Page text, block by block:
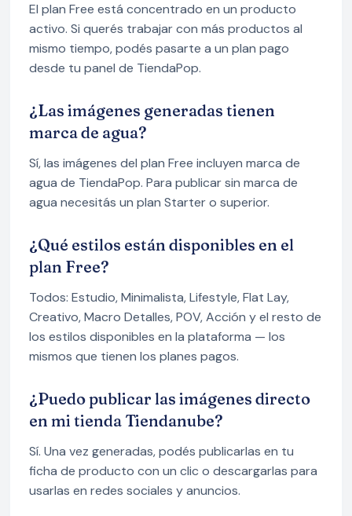
El plan Free está concentrado en un producto
activo. Si querés trabajar con más productos al
mismo tiempo, podés pasarte a un plan pago
desde tu panel de TiendaPop.
¿Las imágenes generadas tienen
marca de agua?
Sí, las imágenes del plan Free incluyen marca de
agua de TiendaPop. Para publicar sin marca de
agua necesitás un plan Starter o superior.
¿Qué estilos están disponibles en el
plan Free?
Todos: Estudio, Minimalista, Lifestyle, Flat Lay,
Creativo, Macro Detalles, POV, Acción y el resto de
los estilos disponibles en la plataforma — los
mismos que tienen los planes pagos.
¿Puedo publicar las imágenes directo
en mi tienda Tiendanube?
Sí. Una vez generadas, podés publicarlas en tu
ficha de producto con un clic o descargarlas para
usarlas en redes sociales y anuncios.